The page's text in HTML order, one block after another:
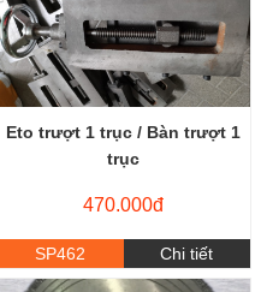
Eto trượt 1 trục / Bàn trượt 1
trục
470.000đ
SP462 Chi tiết